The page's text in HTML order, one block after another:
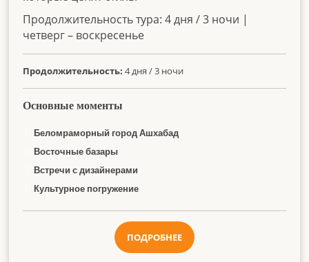
Продолжительность тура: 4 дня / 3 ночи |
четверг – воскресенье
Продолжительность: 4 дня / 3 ночи
Основные моменты
Беломраморный город Ашхабад
Восточные базары
Встречи с дизайнерами
Культурное погружение
ПОДРОБНЕЕ